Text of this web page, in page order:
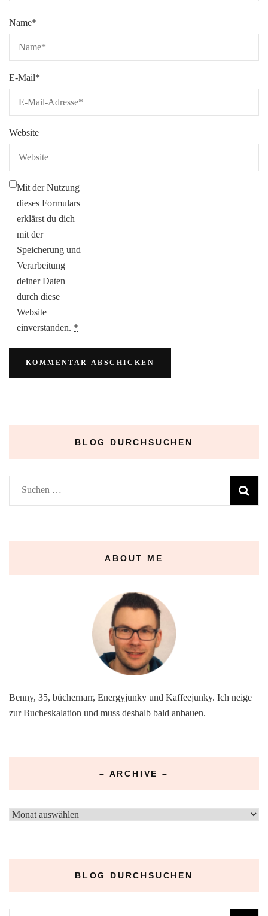
Name*
E-Mail*
Website
Mit der Nutzung
dieses Formulars
erklärst du dich
mit der
Speicherung und
Verarbeitung
deiner Daten
durch diese
Website
einverstanden. *
BLOG DURCHSUCHEN
Suchen
nach:
ABOUT ME
Benny, 35, büchernarr, Energyjunky und Kaffeejunky. Ich neige
zur Bucheskalation und muss deshalb bald anbauen.
– ARCHIVE –
–
BLOG DURCHSUCHEN